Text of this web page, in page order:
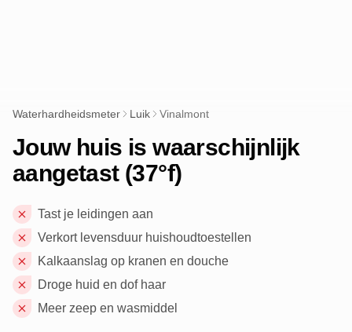
Waterhardheidsmeter Luik Vinalmont
Jouw huis is waarschijnlijk
aangetast (37°f)
Tast je leidingen aan
Verkort levensduur huishoudtoestellen
Kalkaanslag op kranen en douche
Droge huid en dof haar
Meer zeep en wasmiddel